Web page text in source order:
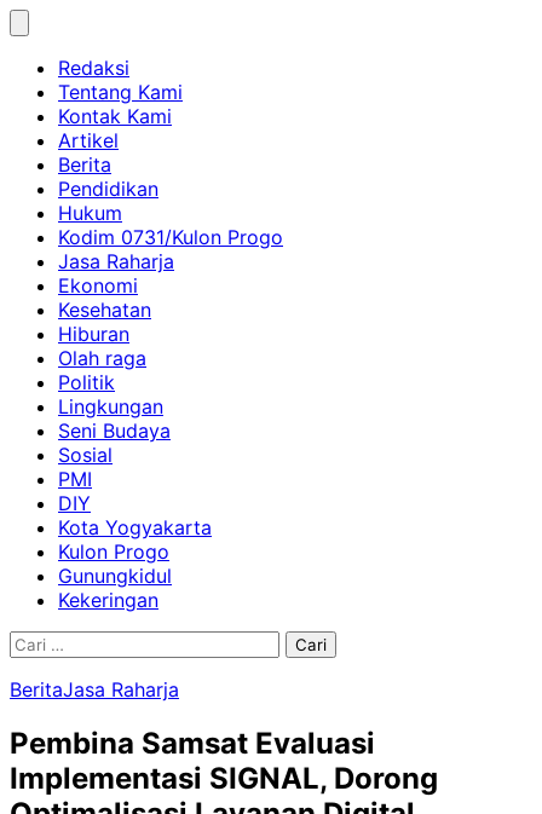
Skip
contentRedaksi
Tentang Kami
Kontak Kami
Artikel
Berita
Pendidikan
Hukum
Kodim 0731/Kulon Progo
Jasa Raharja
Ekonomi
Kesehatan
Hiburan
Olah raga
Politik
Lingkungan
Seni Budaya
Sosial
PMI
DIY
Kota Yogyakarta
Kulon Progo
Gunungkidul
Kekeringan
Cari
BeritaJasa Raharja
Pembina Samsat Evaluasi
Implementasi SIGNAL, Dorong